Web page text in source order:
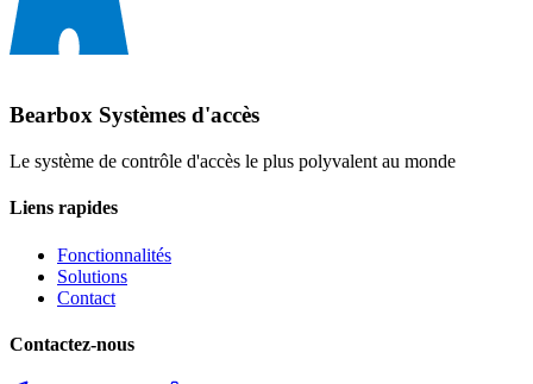
Bearbox Systèmes d'accès
Le système de contrôle d'accès le plus polyvalent au monde
Liens rapides
Fonctionnalités
Solutions
Contact
Contactez-nous